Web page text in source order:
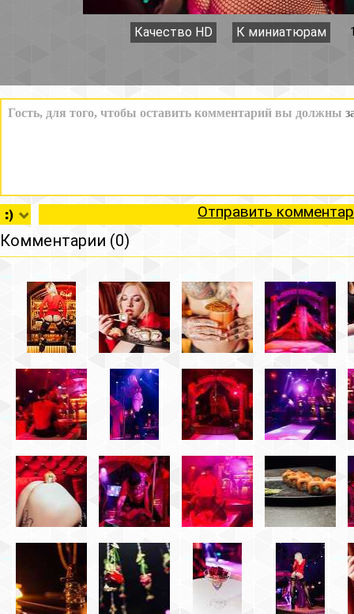
Качество HD К миниатюрам
Отправить
Комментарии (0)